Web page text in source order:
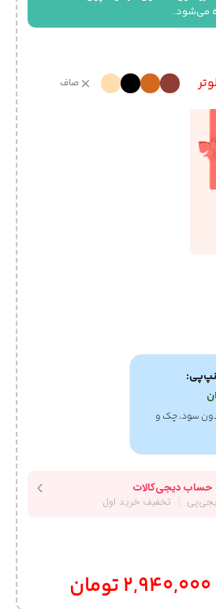
می‌شود.
صاف
سود، چک و
2,940,000تومان